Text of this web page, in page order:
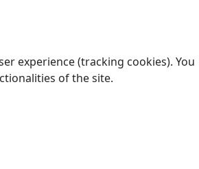
experience (tracking cookies). You
of the site.